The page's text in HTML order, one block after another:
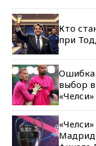
Кто
при
Ошибка
выбор